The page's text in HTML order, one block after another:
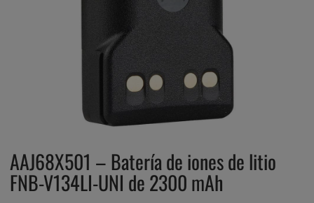
AAJ68X501 – Batería de iones de litio
FNB-V134LI-UNI de 2300 mAh